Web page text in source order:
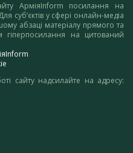
АрміяInform посилання на
суб’єктів у сфері онлайн-медіа
абзаці матеріалу прямого та
гіперпосилання на цитований
сайту надсилайте на адресу: